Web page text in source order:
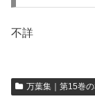
不詳
万葉集｜第15巻